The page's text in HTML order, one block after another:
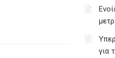
για